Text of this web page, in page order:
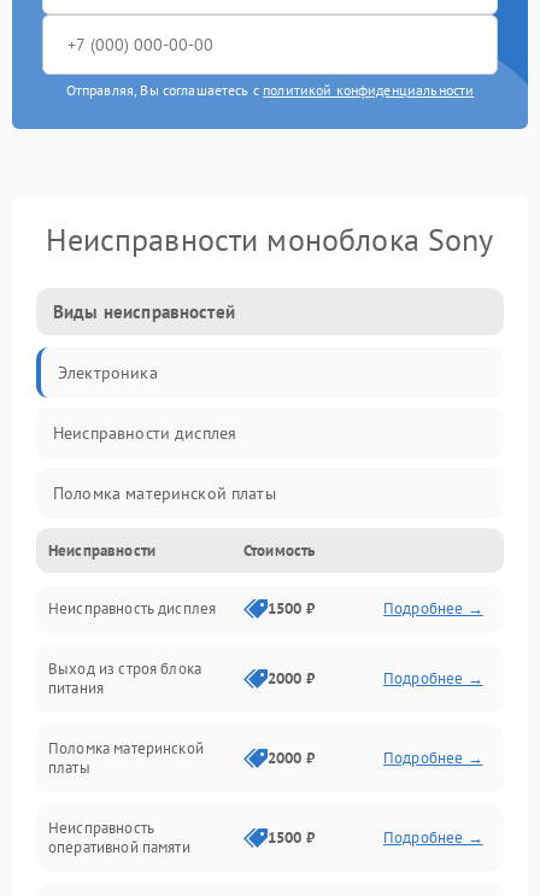
Отправляя, Вы соглашаетесь с политикой конфиденциальности
Неисправности моноблока Sony
Виды неисправностей
Электроника
Неисправности дисплея
Поломка материнской платы
Неисправность системы охлаждения
Неисправность BIOS
Повреждение корпуса
Повреждение разъёмов (USB, HDMI и др.)
Неисправности Стоимость
Неисправность дисплея 1500 ₽ Подробнее →
Выход из строя блока
питания
2000 ₽ Подробнее →
Поломка материнской
платы
2000 ₽ Подробнее →
Неисправность
оперативной памяти
1500 ₽ Подробнее →